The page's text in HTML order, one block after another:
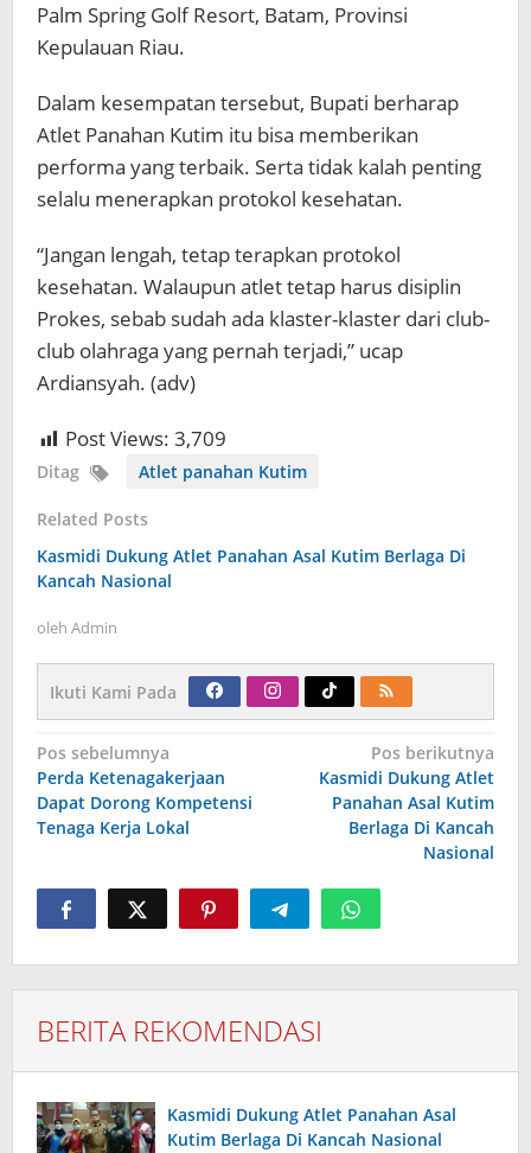
Palm Spring Golf Resort, Batam, Provinsi
Kepulauan Riau.
Dalam kesempatan tersebut, Bupati berharap
Atlet Panahan Kutim itu bisa memberikan
performa yang terbaik. Serta tidak kalah penting
selalu menerapkan protokol kesehatan.
“Jangan lengah, tetap terapkan protokol
kesehatan. Walaupun atlet tetap harus disiplin
Prokes, sebab sudah ada klaster-klaster dari club-
club olahraga yang pernah terjadi,” ucap
Ardiansyah. (adv)
Post Views: 3,709
Ditag Atlet panahan Kutim
Related Posts
Kasmidi Dukung Atlet Panahan Asal Kutim Berlaga Di
Kancah Nasional
oleh Admin
Ikuti Kami Pada
Navigasi
pos
Pos sebelumnya
Perda Ketenagakerjaan
Dapat Dorong Kompetensi
Tenaga Kerja Lokal
Pos berikutnya
Kasmidi Dukung Atlet
Panahan Asal Kutim
Berlaga Di Kancah
Nasional
BERITA REKOMENDASI
Kasmidi Dukung Atlet Panahan Asal
Kutim Berlaga Di Kancah Nasional